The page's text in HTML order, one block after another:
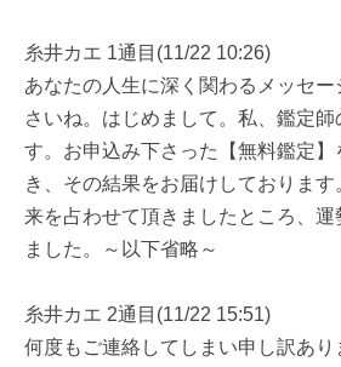
糸井カエ 1通目(11/22 10:26)
あなたの人生に深く関わるメッセ
さいね。はじめまして。私、鑑定師
す。お申込み下さった【無料鑑定
き、その結果をお届けしておりま
来を占わせて頂きましたところ、運
ました。～以下省略～
糸井カエ 2通目(11/22 15:51)
何度もご連絡してしまい申し訳あ